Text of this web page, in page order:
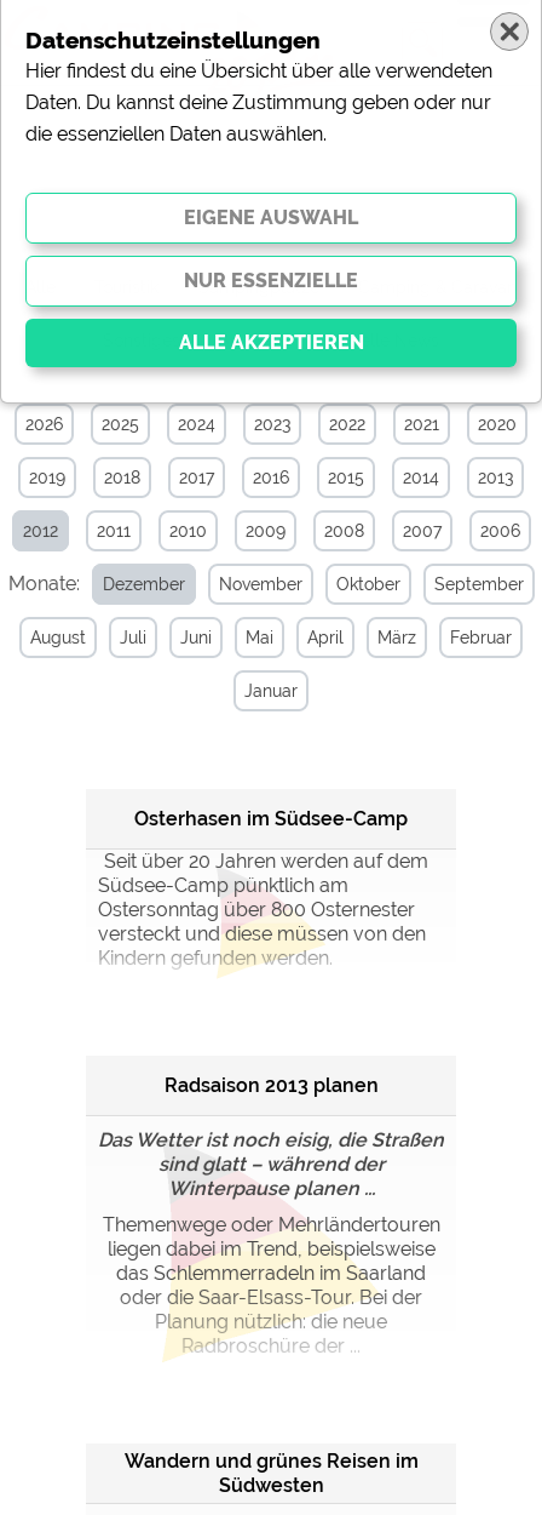
Campingplätze
Specials Aktuelle News
2026 2025 2024 2023 2022 2021 2020
2019 2018 2017 2016 2015 2014 2013
2012 2011 2010 2009 2008 2007 2006
Monate: Dezember November Oktober September
August Juli Juni Mai April März Februar
Januar
Osterhasen im Südsee-Camp
Seit über 20 Jahren werden auf dem
Südsee-Camp pünktlich am
Ostersonntag über 800 Osternester
versteckt und diese müssen von den
Kindern gefunden werden.
Radsaison 2013 planen
Das Wetter ist noch eisig, die Straßen
sind glatt – während der
Winterpause planen ...
Themenwege oder Mehrländertouren
liegen dabei im Trend, beispielsweise
das Schlemmerradeln im Saarland
oder die Saar-Elsass-Tour. Bei der
Planung nützlich: die neue
Radbroschüre der ...
Wandern und grünes Reisen im
Südwesten
Datenschutzeinstellungen
Hier findest du eine Übersicht über alle verwendeten
Daten. Du kannst deine Zustimmung geben oder nur
die essenziellen Daten auswählen.
Essenziell
Essenzielle Cookies ermöglichen grundlegende
Funktionen und sind für die einwandfreie Funktion der
werden Teile der Websitenicht funktionieren.
Externe Medien
YouTube (Videos von
Campingplätzen)
https://policies.google.com/privacy
Campingplatzvorschau (Vorschau
siehe Datenschutzerklärung des
jeweiligen Anbieters
Google reCAPTCHA (Formulare) https://policies.google.com/privacy
Statistiken
Google Analytics https://policies.google.com/privacy
https://policies.google.com/privacy
Die Cookieeinstellungen können jeder Zeit im Footer
über "COOKIES" geändert werden!